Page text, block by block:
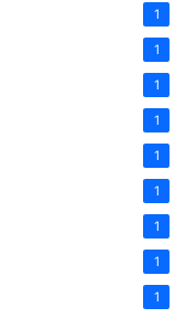
1
1
1
1
1
1
1
1
1